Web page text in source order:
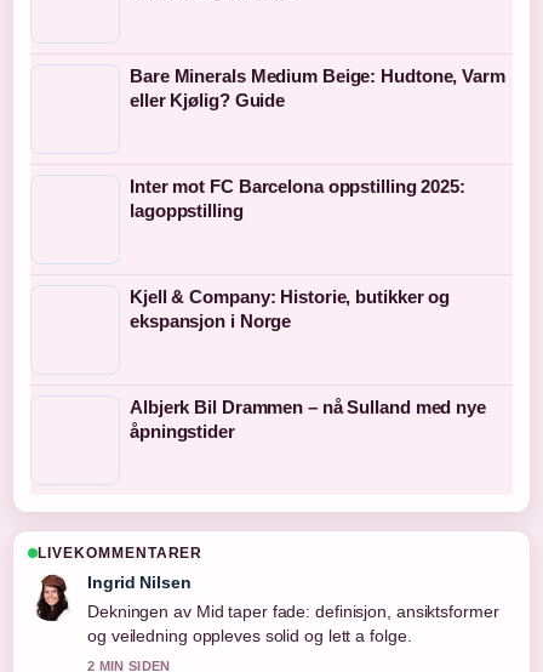
Bare Minerals Medium Beige: Hudtone, Varm
eller Kjølig? Guide
Inter mot FC Barcelona oppstilling 2025:
lagoppstilling
Kjell & Company: Historie, butikker og
ekspansjon i Norge
Albjerk Bil Drammen – nå Sulland med nye
åpningstider
LIVEKOMMENTARER
Ingrid Nilsen
Dekningen av Mid taper fade: definisjon, ansiktsformer
og veiledning oppleves solid og lett a folge.
2 MIN SIDEN